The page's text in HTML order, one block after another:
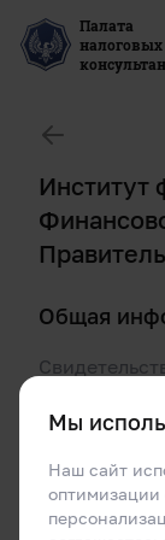
Палата
налоговых
Институт
Общая
Начало
18.10.2002
Окончание
10.10.2026
Мы
Наш сайт
оптимизации